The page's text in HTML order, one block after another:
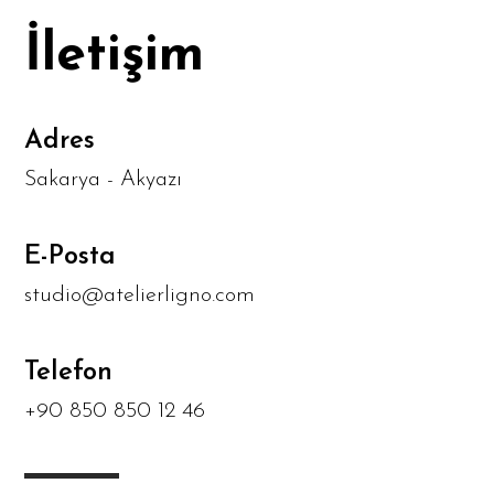
İletişim
Adres
Sakarya - Akyazı
E-Posta
studio@atelierligno.com
Telefon
+90 850 850 12 46